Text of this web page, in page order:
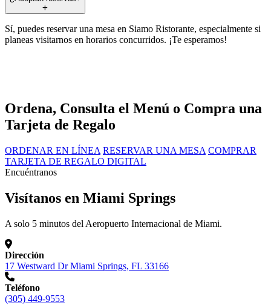
Sí, puedes reservar una mesa en Siamo Ristorante, especialmente si
planeas visitarnos en horarios concurridos. ¡Te esperamos!
Ordena, Consulta el Menú o Compra una
Tarjeta de Regalo
ORDENAR EN LÍNEA RESERVAR UNA MESA COMPRAR
TARJETA DE REGALO DIGITAL
Encuéntranos
Visítanos en Miami Springs
A solo 5 minutos del Aeropuerto Internacional de Miami.
Dirección
17 Westward Dr Miami Springs, FL 33166
Teléfono
(305) 449-9553